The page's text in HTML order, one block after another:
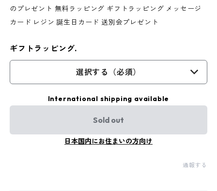
のプレゼント 無料ラッピング ギフトラッピング メッセージ
カード レジン 誕生日カード 送別会プレゼント
ギフトラッピング.
選択する（必須）
International shipping available
Sold out
日本国内にお住まいの方向け
通報する